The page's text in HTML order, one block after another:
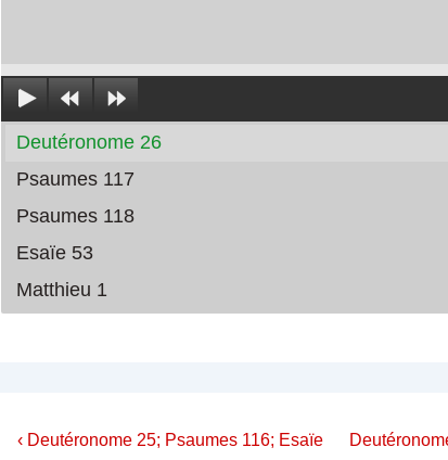
Deutéronome 26
Psaumes 117
Psaumes 118
Esaïe 53
Matthieu 1
Navigation
Previous
‹ Deutéronome 25; Psaumes 116; Esaïe Next